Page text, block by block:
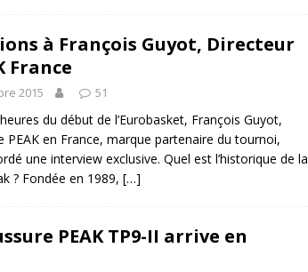
à François Guyot, Directeur
France
2015 51
du début de l’Eurobasket, François Guyot,
PEAK en France, marque partenaire du tournoi,
une interview exclusive. Quel est l’historique de la
? Fondée en 1989, […]
PEAK TP9-II arrive en